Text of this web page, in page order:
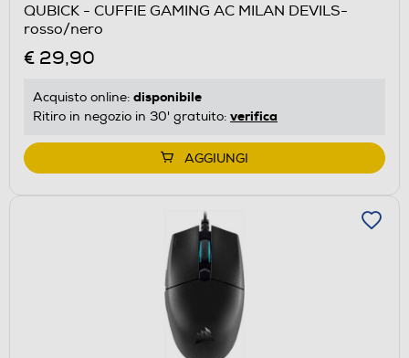
QUBICK - CUFFIE GAMING AC MILAN DEVILS-
rosso/nero
€ 29,90
Acquisto online: disponibile
Ritiro in negozio in 30' gratuito: verifica
AGGIUNGI